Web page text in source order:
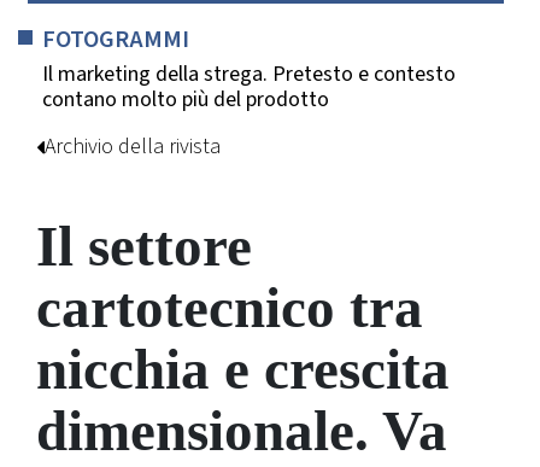
FOTOGRAMMI
Il marketing della strega. Pretesto e contesto
contano molto più del prodotto
Archivio della rivista
Il settore
cartotecnico tra
nicchia e crescita
dimensionale. Va